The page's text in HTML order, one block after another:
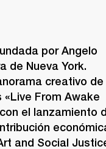
por Angelo
de Nueva York.
creativo de
From Awake
el lanzamiento
and Social